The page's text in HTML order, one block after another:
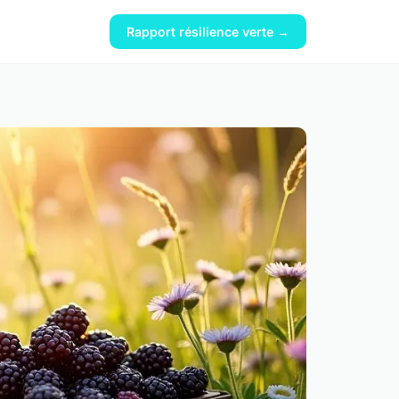
Rapport résilience verte →